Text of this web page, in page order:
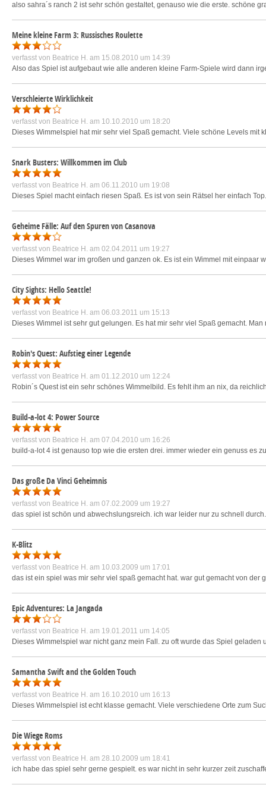
also sahra´s ranch 2 ist sehr schön gestaltet, genauso wie die erste. schöne
Meine kleine Farm 3: Russisches Roulette
verfasst von Beatrice H. am 15.08.2010 um 14:39
Also das Spiel ist aufgebaut wie alle anderen kleine Farm-Spiele wird dann
Verschleierte Wirklichkeit
verfasst von Beatrice H. am 10.10.2010 um 18:20
Dieses Wimmelspiel hat mir sehr viel Spaß gemacht. Viele schöne Levels
Snark Busters: Willkommen im Club
verfasst von Beatrice H. am 06.11.2010 um 19:08
Dieses Spiel macht einfach riesen Spaß. Es ist von sein Rätsel her einfach
Geheime Fälle: Auf den Spuren von Casanova
verfasst von Beatrice H. am 02.04.2011 um 19:27
Dieses Wimmel war im großen und ganzen ok. Es ist ein Wimmel mit
City Sights: Hello Seattle!
verfasst von Beatrice H. am 06.03.2011 um 15:13
Dieses Wimmel ist sehr gut gelungen. Es hat mir sehr viel Spaß gemacht.
Robin's Quest: Aufstieg einer Legende
verfasst von Beatrice H. am 01.12.2010 um 12:24
Robin´s Quest ist ein sehr schönes Wimmelbild. Es fehlt ihm an nix, da
Build-a-lot 4: Power Source
verfasst von Beatrice H. am 07.04.2010 um 16:26
build-a-lot 4 ist genauso top wie die ersten drei. immer wieder ein genuss es
Das große Da Vinci Geheimnis
verfasst von Beatrice H. am 07.02.2009 um 19:27
das spiel ist schön und abwechslungsreich. ich war leider nur zu schnell
K-Blitz
verfasst von Beatrice H. am 10.03.2009 um 17:01
das ist ein spiel was mir sehr viel spaß gemacht hat. war gut gemacht von
Epic Adventures: La Jangada
verfasst von Beatrice H. am 19.01.2011 um 14:05
Dieses Wimmelspiel war nicht ganz mein Fall. zu oft wurde das Spiel
Samantha Swift and the Golden Touch
verfasst von Beatrice H. am 16.10.2010 um 16:13
Dieses Wimmelspiel ist echt klasse gemacht. Viele verschiedene Orte zum
Die Wiege Roms
verfasst von Beatrice H. am 28.10.2009 um 18:41
ich habe das spiel sehr gerne gespielt. es war nicht in sehr kurzer zeit